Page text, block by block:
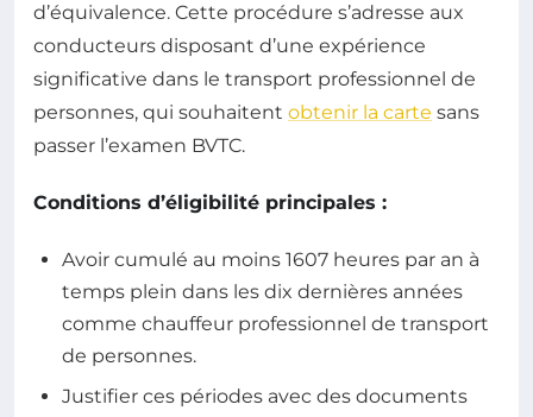
d’équivalence. Cette procédure s’adresse aux
conducteurs disposant d’une expérience
significative dans le transport professionnel de
personnes, qui souhaitent obtenir la carte sans
passer l’examen BVTC.
Conditions d’éligibilité principales :
Avoir cumulé au moins 1607 heures par an à
temps plein dans les dix dernières années
comme chauffeur professionnel de transport
de personnes.
Justifier ces périodes avec des documents